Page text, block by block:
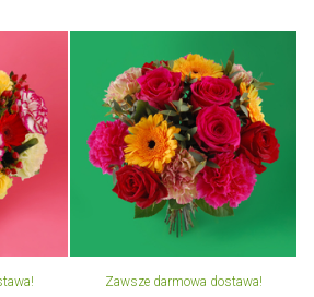
Zawsze darmowa dostawa!